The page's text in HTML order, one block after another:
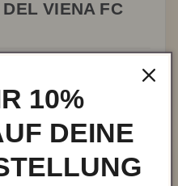
VIENA FC
10%
DEINE